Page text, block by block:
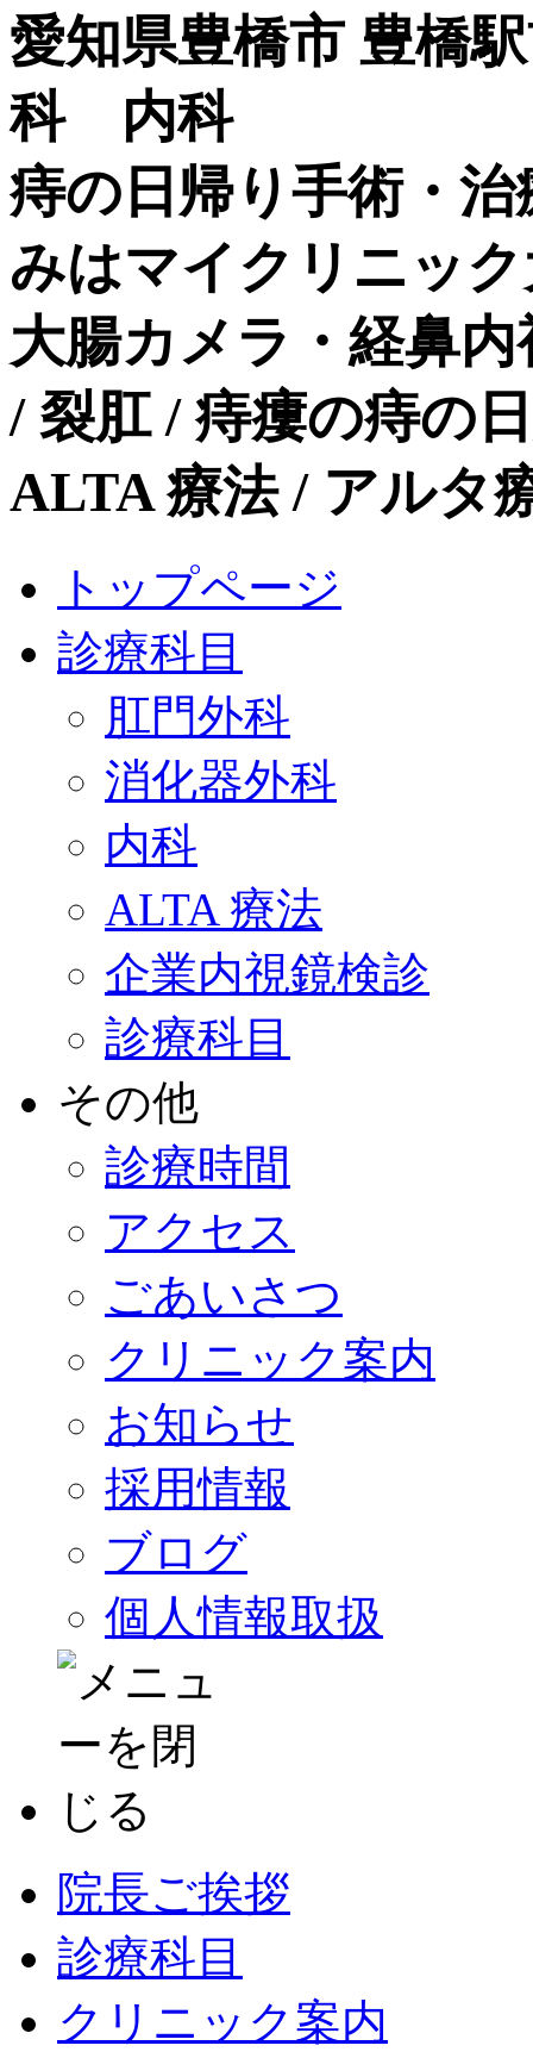
愛知県豊橋市 豊橋
科 内科
痔の日帰り手術・
みはマイクリニッ
大腸カメラ・経鼻
/ 裂肛 / 痔瘻の痔の
ALTA 療法 / アル
トップページ
診療科目
肛門外科
消化器外科
内科
ALTA 療法
企業内視鏡検診
診療科目
その他
診療時間
アクセス
ごあいさつ
クリニック案内
お知らせ
採用情報
ブログ
個人情報取扱
院長ご挨拶
診療科目
クリニック案内